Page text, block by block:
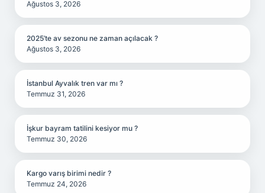
Ağustos 3, 2026
2025’te av sezonu ne zaman açılacak ?
Ağustos 3, 2026
İstanbul Ayvalık tren var mı ?
Temmuz 31, 2026
İşkur bayram tatilini kesiyor mu ?
Temmuz 30, 2026
Kargo varış birimi nedir ?
Temmuz 24, 2026